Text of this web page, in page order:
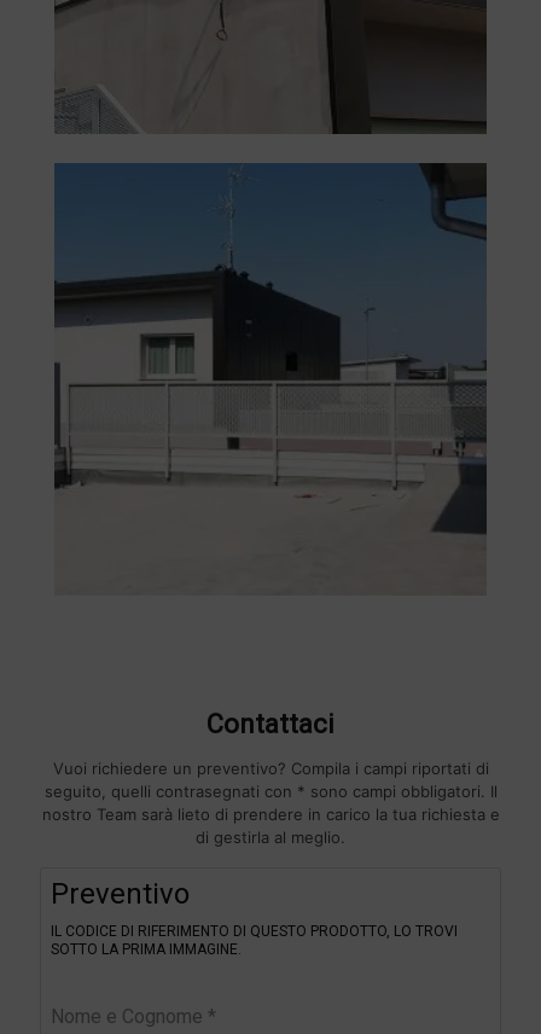
Contattaci
Vuoi richiedere un preventivo? Compila i campi riportati di
seguito, quelli contrasegnati con * sono campi obbligatori. Il
nostro Team sarà lieto di prendere in carico la tua richiesta e
di gestirla al meglio.
Preventivo
IL CODICE DI RIFERIMENTO DI QUESTO PRODOTTO, LO TROVI
SOTTO LA PRIMA IMMAGINE.